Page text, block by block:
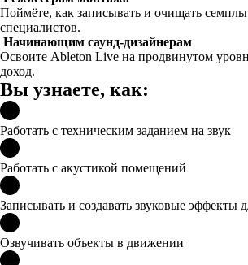
Поймёте, как записывать и очищать
специалистов.
Начинающим саунд-дизайнерам
Освоите Ableton Live на продвинутом
доход.
Вы узнаете, как:
Работать с техническим заданием на звук
Работать с акустикой помещений
Записывать и создавать звуковые эффекты
Озвучивать объекты в движении